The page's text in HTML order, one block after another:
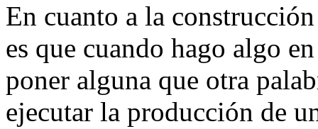
En cuanto a la
es que cuando hago algo
poner alguna que otra
ejecutar la producción de